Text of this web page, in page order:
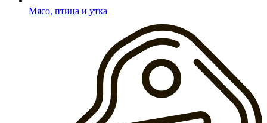
Мясо, птица и утка